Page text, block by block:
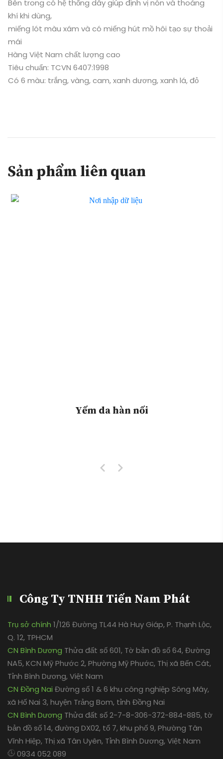
Bên trong có hệ thống dây giúp định vị nón và thoáng
khí khi dùng,
miếng lót màu xám và có miếng hút mồ hôi tạo sự thoải
mái
Hàng Việt Nam chất lượng cao
Tiêu chuẩn: TCVN 6407:1998
Có 6 màu: trắng, vàng, cam, xanh dương, xanh lá, đỏ
Sản phẩm liên quan
Yếm da hàn nối
Công Ty TNHH Tiến Nam Phát
Trụ sở chính 1/126 Đường TL44 Hà Huy Giáp, P. Thạnh Lộc,
Q. 12, TPHCM
CN Bình Dương Thửa đất số 601, Tờ bản đồ số 64, Đường
NA5, KCN Mỹ Phước 2, Phường Mỹ Phước, Thị xã Bến Cát,
Tỉnh Bình Dương, Việt Nam
CN Đồng Nai Đường số 1 & 6 khu công nghiệp Sông Mây,
xã Hố Nai 3, huyện Trảng Bom, tỉnh Đồng Nai
CN Bình Dương Thửa đất số 2-7-8-306-372-884-885, tờ
bản đồ số 14, đường DX02, tổ 7, khu phố 9, Phường Tân
Vĩnh Hiệp, Thị xã Tân Uyên, Tỉnh Bình Dương, Việt Nam
0934 052 089